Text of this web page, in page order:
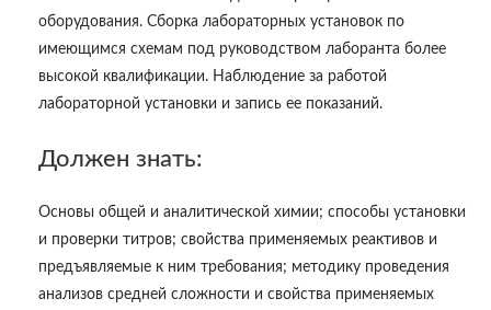
оборудования. Сборка лабораторных установок по
имеющимся схемам под руководством лаборанта более
высокой квалификации. Наблюдение за работой
лабораторной установки и запись ее показаний.
Должен знать:
Основы общей и аналитической химии; способы установки
и проверки титров; свойства применяемых реактивов и
предъявляемые к ним требования; методику проведения
анализов средней сложности и свойства применяемых